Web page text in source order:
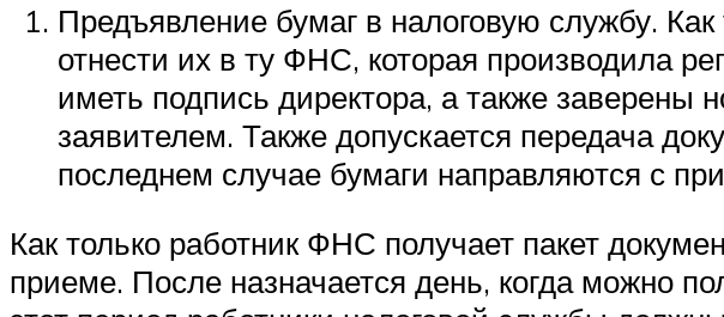
Предъявление бумаг в налоговую службу.
отнести их в ту ФНС, которая производила
иметь подпись директора, а также заверены
заявителем. Также допускается передача
последнем случае бумаги направляются с
Как только работник ФНС получает пакет
приеме. После назначается день, когда можно